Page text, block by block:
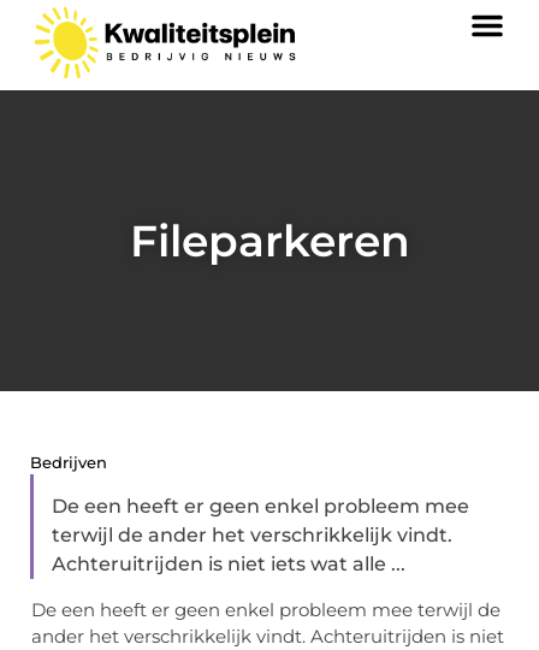
Fileparkeren
Bedrijven
De een heeft er geen enkel probleem mee
terwijl de ander het verschrikkelijk vindt.
Achteruitrijden is niet iets wat alle ...
De een heeft er geen enkel probleem mee terwijl de
ander het verschrikkelijk vindt. Achteruitrijden is niet